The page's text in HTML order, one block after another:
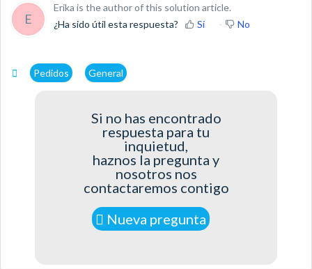
E
Erika is the author of this solution article.
¿Ha sido útil esta respuesta?
Sí No
Pedidos General
Si no has encontrado
respuesta para tu
inquietud,
haznos la pregunta y
nosotros nos
contactaremos contigo
Nueva pregunta